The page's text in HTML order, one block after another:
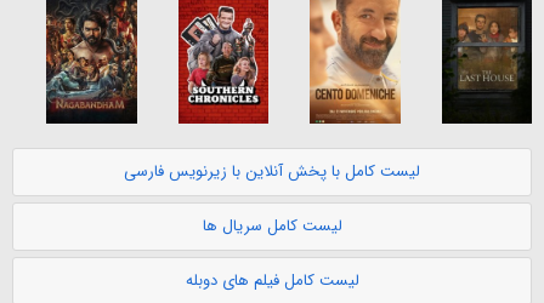
لیست کامل با پخش آنلاین با زیرنویس فارسی
لیست کامل سریال ها
لیست کامل فیلم های دوبله